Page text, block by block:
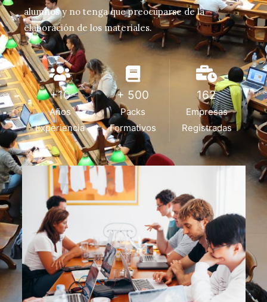
alumnos y no tenga que preocuparse de la
elaboración de los materiales.
+10
Años
Experiencia
+ 500
Packs
Formativos
162
Empresas
Registradas